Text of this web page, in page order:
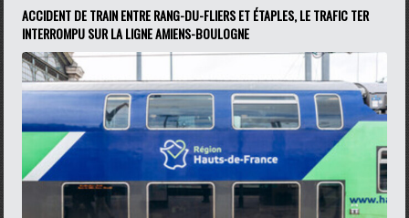
ACCIDENT DE TRAIN ENTRE RANG-DU-FLIERS ET ÉTAPLES, LE TRAFIC TER
INTERROMPU SUR LA LIGNE AMIENS-BOULOGNE